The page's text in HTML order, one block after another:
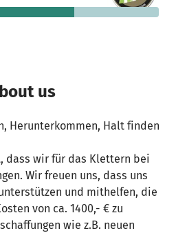
us
Herunterkommen, Halt finden
dass wir für das Klettern bei
Wir freuen uns, dass uns
und mithelfen, die
von ca. 1400,- € zu
wie z.B. neuen